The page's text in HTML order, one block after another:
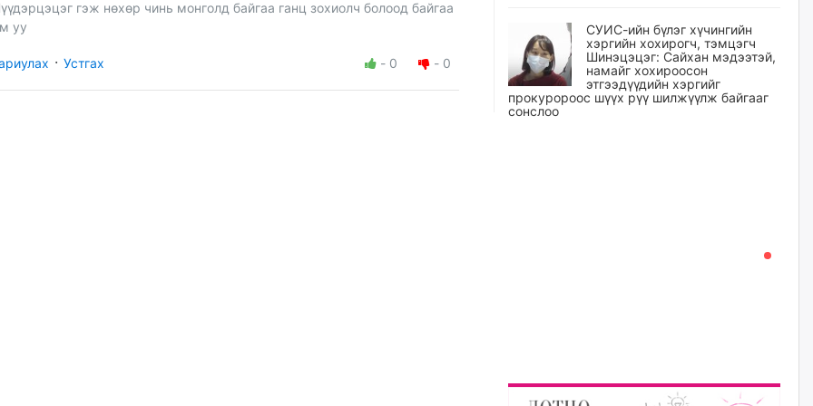
гэж нөхөр чинь монголд байгаа ганц зохиолч болоод байгаа
уу
· Устгах - 0 - 0
СУИС-ийн бүлэг хүчингийн
хэргийн хохирогч, тэмцэгч
Шинэцэцэг: Сайхан мэдээтэй,
намайг хохироосон
этгээдүүдийн хэргийг
прокуророос шүүх рүү шилжүүлж байгааг
сонслоо